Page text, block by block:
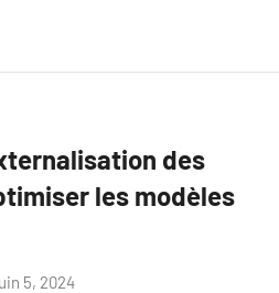
des
les modèles
5, 2024